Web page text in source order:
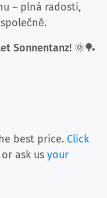
– plná radosti,
Sonnentanz! 🌞🏓
best price. Click
or ask us your